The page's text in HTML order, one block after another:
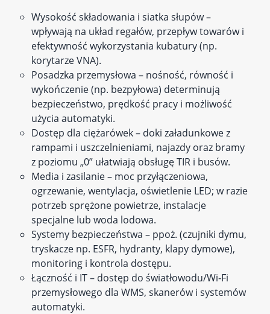
Wysokość składowania i siatka słupów –
wpływają na układ regałów, przepływ towarów i
efektywność wykorzystania kubatury (np.
korytarze VNA).
Posadzka przemysłowa – nośność, równość i
wykończenie (np. bezpyłowa) determinują
bezpieczeństwo, prędkość pracy i możliwość
użycia automatyki.
Dostęp dla ciężarówek – doki załadunkowe z
rampami i uszczelnieniami, najazdy oraz bramy
z poziomu „0” ułatwiają obsługę TIR i busów.
Media i zasilanie – moc przyłączeniowa,
ogrzewanie, wentylacja, oświetlenie LED; w razie
potrzeb sprężone powietrze, instalacje
specjalne lub woda lodowa.
Systemy bezpieczeństwa – ppoż. (czujniki dymu,
tryskacze np. ESFR, hydranty, klapy dymowe),
monitoring i kontrola dostępu.
Łączność i IT – dostęp do światłowodu/Wi‑Fi
przemysłowego dla WMS, skanerów i systemów
automatyki.